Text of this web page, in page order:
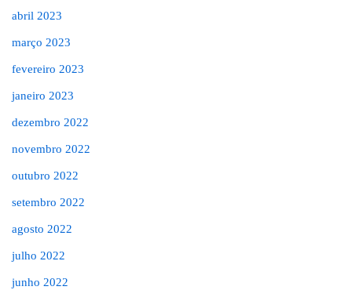
abril 2023
março 2023
fevereiro 2023
janeiro 2023
dezembro 2022
novembro 2022
outubro 2022
setembro 2022
agosto 2022
julho 2022
junho 2022